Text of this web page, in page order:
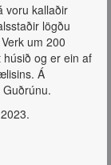
voru kallaðir
lögðu
um 200
og er ein af
Á